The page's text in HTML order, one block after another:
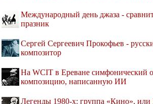
Международный день джаза -
празник
Сергей Сергеевич Прокофьев -
композитор
На WCIT в Ереване симфонический
композицию, написанную ИИ
Легенды 1980-х: группа «Кино», или